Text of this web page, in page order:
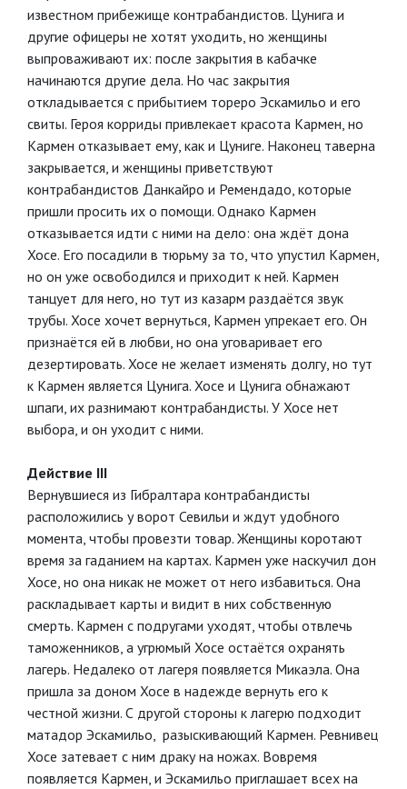
известном прибежище контрабандистов. Цунига и
другие офицеры не хотят уходить, но женщины
выпроваживают их: после закрытия в кабачке
начинаются другие дела. Но час закрытия
откладывается с прибытием тореро Эскамильо и его
свиты. Героя корриды привлекает красота Кармен, но
Кармен отказывает ему, как и Цуниге. Наконец таверна
закрывается, и женщины приветствуют
контрабандистов Данкайро и Ремендадо, которые
пришли просить их о помощи. Однако Кармен
отказывается идти с ними на дело: она ждёт дона
Хосе. Его посадили в тюрьму за то, что упустил Кармен,
но он уже освободился и приходит к ней. Кармен
танцует для него, но тут из казарм раздаётся звук
трубы. Хосе хочет вернуться, Кармен упрекает его. Он
признаётся ей в любви, но она уговаривает его
дезертировать. Хосе не желает изменять долгу, но тут
к Кармен является Цунига. Хосе и Цунига обнажают
шпаги, их разнимают контрабандисты. У Хосе нет
выбора, и он уходит с ними.
Действие III
Вернувшиеся из Гибралтара контрабандисты
расположились у ворот Севильи и ждут удобного
момента, чтобы провезти товар. Женщины коротают
время за гаданием на картах. Кармен уже наскучил дон
Хосе, но она никак не может от него избавиться. Она
раскладывает карты и видит в них собственную
смерть. Кармен с подругами уходят, чтобы отвлечь
таможенников, а угрюмый Хосе остаётся охранять
лагерь. Недалеко от лагеря появляется Микаэла. Она
пришла за доном Хосе в надежде вернуть его к
честной жизни. С другой стороны к лагерю подходит
матадор Эскамильо, разыскивающий Кармен. Ревнивец
Хосе затевает с ним драку на ножах. Вовремя
появляется Кармен, и Эскамильо приглашает всех на